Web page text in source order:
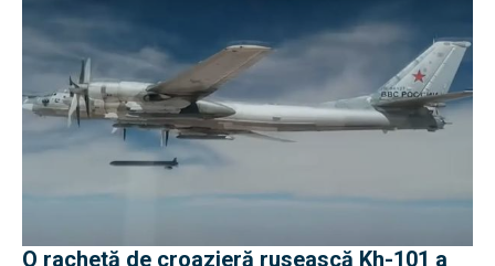
O rachetă de croazieră rusească Kh-101 a